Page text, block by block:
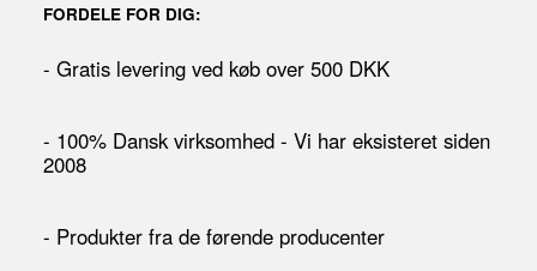
FORDELE FOR DIG:
- Gratis levering ved køb over 500 DKK
- 100% Dansk virksomhed - Vi har eksisteret siden
2008
- Produkter fra de førende producenter